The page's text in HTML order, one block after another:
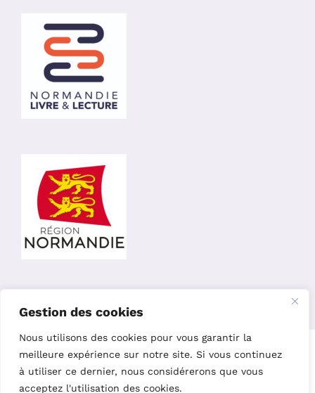
Gestion des cookies
Nous utilisons des cookies pour vous garantir la
meilleure expérience sur notre site. Si vous continuez
à utiliser ce dernier, nous considérerons que vous
acceptez l'utilisation des cookies.
Copyright 2023 – L’Oiseau Parleur Editions |
Site réalisé par
Charline Budor
Création graphique par Nelly Chaillot